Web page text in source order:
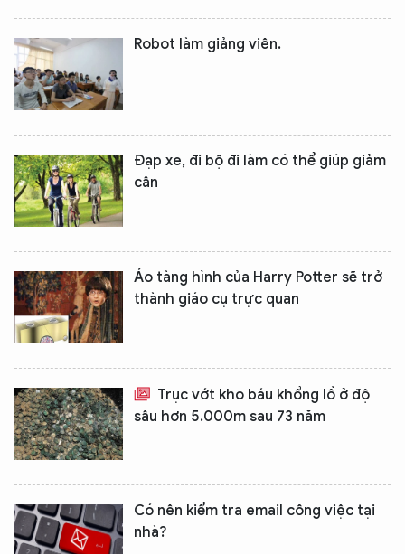
Robot làm giảng viên.
Đạp xe, đi bộ đi làm có thể giúp giảm
cân
Áo tàng hình của Harry Potter sẽ trở
thành giáo cụ trực quan
Trục vớt kho báu khổng lồ ở độ
sâu hơn 5.000m sau 73 năm
Có nên kiểm tra email công việc tại
nhà?